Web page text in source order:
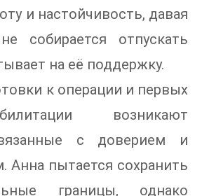
и настойчивость, давая
собирается отпускать
на её поддержку.
к операции и первых
возникают
с доверием и
Анна пытается сохранить
границы, однако